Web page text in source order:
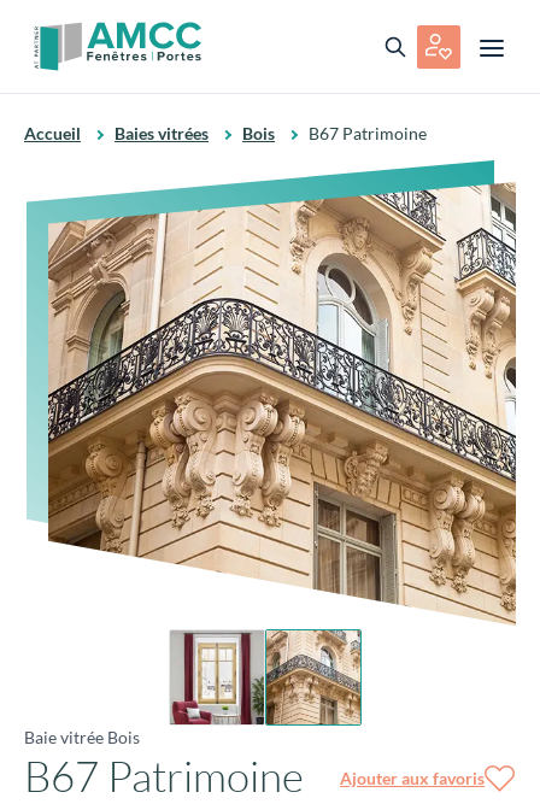
Accueil Baies vitrées Bois B67 Patrimoine
Baie vitrée Bois
B67 Patrimoine Ajouter aux favoris